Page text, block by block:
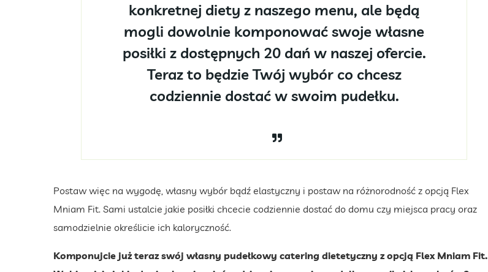
konkretnej diety z naszego menu, ale będą
mogli dowolnie komponować swoje własne
posiłki z dostępnych 20 dań w naszej ofercie.
Teraz to będzie Twój wybór co chcesz
codziennie dostać w swoim pudełku.
Postaw więc na wygodę, własny wybór bądź elastyczny i postaw na różnorodność z opcją Flex
Mniam Fit. Sami ustalcie jakie posiłki chcecie codziennie dostać do domu czy miejsca pracy oraz
samodzielnie określicie ich kaloryczność.
Komponujcie już teraz swój własny pudełkowy catering dietetyczny z opcją Flex Mniam Fit.